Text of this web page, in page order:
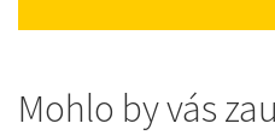
Mohlo by vás